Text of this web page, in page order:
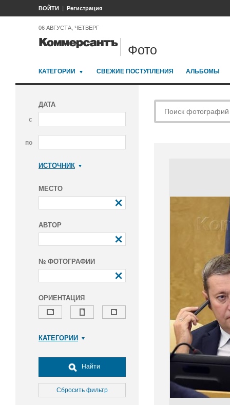
ВОЙТИ Регистрация
06 АВГУСТА, ЧЕТВЕРГ
Фото
КАТЕГОРИИ СВЕЖИЕ ПОСТУПЛЕНИЯ АЛЬБОМЫ
ДАТА
с
по
ИСТОЧНИК
МЕСТО
АВТОР
№ ФОТОГРАФИИ
ОРИЕНТАЦИЯ
КАТЕГОРИИ
Досуг, туризм и отдых
Культура
Медицина
Найти
Сбросить фильтр